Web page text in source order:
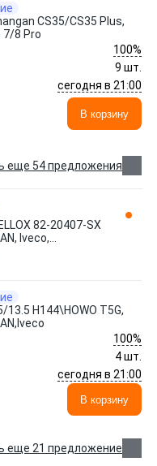
CS35/CS35 Plus,
7/8 Pro
100%
9 шт.
сегодня в 21:00
В корзину
еще 54 предложения
82-20407-SX
Iveco,
H144\HOWO T5G,
100%
4 шт.
сегодня в 21:00
В корзину
еще 21 предложение